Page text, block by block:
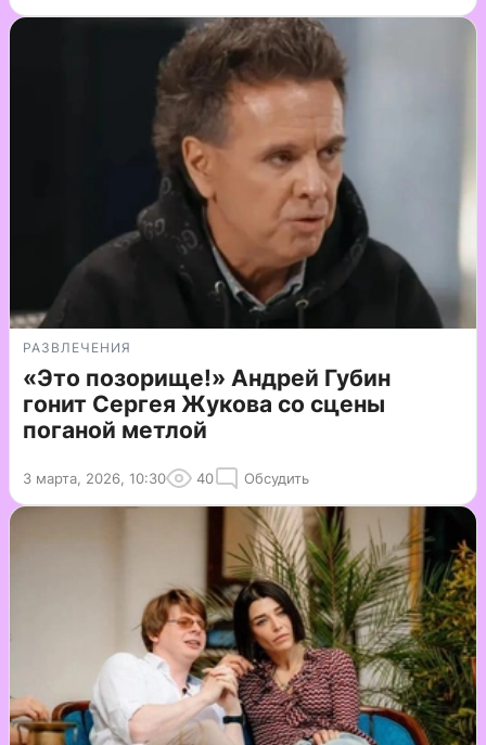
РАЗВЛЕЧЕНИЯ
«Это позорище!» Андрей Губин
гонит Сергея Жукова со сцены
поганой метлой
3 марта, 2026, 10:30 40 Обсудить